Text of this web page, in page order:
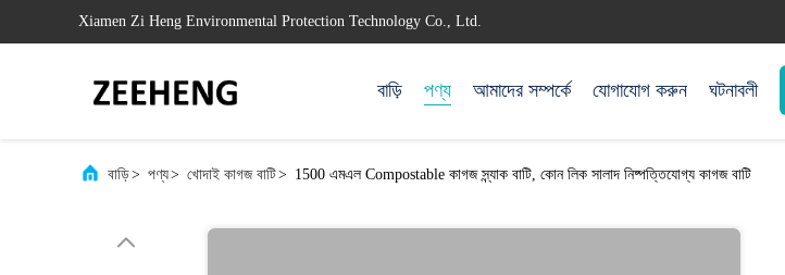
Xiamen Zi Heng Environmental Protection Technology Co., Ltd.
বাড়ি পণ্য আমাদের সম্পর্কে যোগাযোগ করুন ঘটনাবলী
বাড়ি> পণ্য> খোদাই কাগজ বাটি> 1500 এমএল Compostable কাগজ স্ন্যাক বাটি, কোন লিক সালাদ নিষ্পত্তিযোগ্য কাগজ বাটি